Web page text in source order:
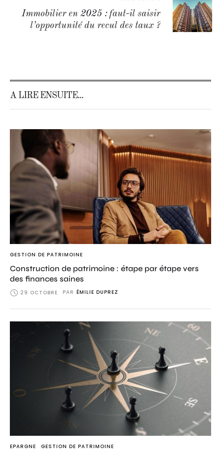
Immobilier en 2025 : faut-il saisir
l’opportunité du recul des taux ?
A LIRE ENSUITE...
GESTION DE PATRIMOINE
Construction de patrimoine : étape par étape vers
des finances saines
29 OCTOBRE PAR ÉMILIE DUPREZ
EPARGNE GESTION DE PATRIMOINE